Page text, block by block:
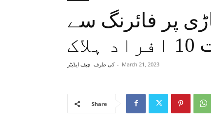
پر فائرنگ سے
کی طرف چیف ایڈیٹر - March 21, 2023
Share